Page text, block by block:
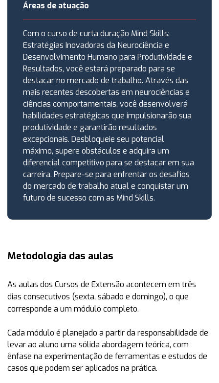
Áreas de atuação
Com o curso de curta duração Mind Skills:
Estratégias Inovadoras da Neurociência e
Desenvolvimento Humano para Produtividade e
Resultados, você estará preparado para se
destacar no mercado de trabalho. Através das
mais recentes descobertas em neurociências e
ciências comportamentais, você desenvolverá
habilidades estratégicas que impulsionarão sua
produtividade e garantirão resultados
excepcionais. Desbloqueie seu potencial
máximo, supere obstáculos e adquira um
diferencial competitivo para se destacar em sua
carreira. Prepare-se para enfrentar os desafios
do mercado de trabalho atual e conquistar um
futuro de sucesso com as Mind Skills.
Metodologia das aulas
As aulas dos Cursos de Extensão acontecem em três
dias consecutivos (sexta, sábado e domingo), o que
corresponde a um módulo completo.
Cada módulo é planejado a partir da responsabilidade de
levar ao aluno uma sólida abordagem teórica, com
ênfase na experimentação de ferramentas e estudos de
casos que podem ser aplicados na prática.